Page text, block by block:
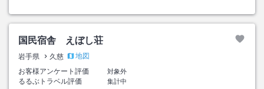
国民宿舎 えぼし荘
岩手県 久慈
地図
お客様アンケート評価
対象外
るるぶトラベル評価
集計中